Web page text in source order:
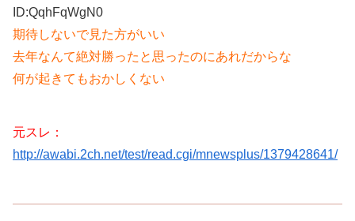
ID:QqhFqWgN0
期待しないで見た方がいい
去年なんて絶対勝ったと思ったのにあれだからな
何が起きてもおかしくない
元スレ：
http://awabi.2ch.net/test/read.cgi/mnewsplus/1379428641/